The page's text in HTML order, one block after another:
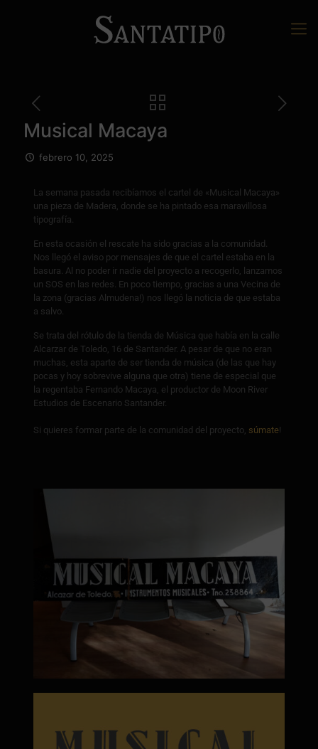
Musical Macaya
febrero 10, 2025
La semana pasada recibíamos el cartel de «Musical Macaya»
una pieza de Madera, donde se ha pintado esa maravillosa
tipografía.
En esta ocasión el rescate ha sido gracias a la comunidad.
Nos llegó el aviso por mensajes de que el cartel estaba en la
basura. Al no poder ir nadie del proyecto a recogerlo, lanzamos
un SOS en las redes. En poco tiempo, gracias a una Vecina de
la zona (gracias Almudena!) nos llegó la noticia de que estaba
a salvo.
Se trata del rótulo de la tienda de Música que había en la calle
Alcarzar de Toledo, 16 de Santander. A pesar de que no eran
muchas, esta aparte de ser tienda de música (de las que hay
pocas y hoy sobrevive alguna que otra) tiene de especial que
la regentaba Fernando Macaya, el productor de Moon River
Estudios de Escenario Santander.
Si quieres formar parte de la comunidad del proyecto, súmate!